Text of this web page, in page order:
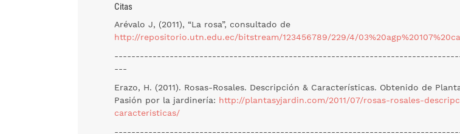
Citas
Arévalo J, (2011), “La rosa”, consultado de
http://repositorio.utn.edu.ec/bitstream/123456789/229/4/
---
Erazo, H. (2011). Rosas-Rosales. Descripción & Características. Obtenido de
Pasión por la jardinería: http://plantasyjardin.com/2011/07/rosas-rosales-
caracteristicas/